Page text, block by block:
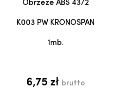
Obrzeże ABS 43/2
K003 PW KRONOSPAN
1mb.
6,75 zł brutto